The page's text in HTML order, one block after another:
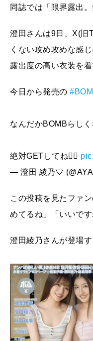
同誌では「限界露出
澄田さんは9日、X(旧
くない攻め攻めな感
露出度の高い衣装を
今日から発売の
なんだかBOMBらし
絶対GETしてね❤️‍🔥
— 澄田 綾乃💙
この投稿を見たファ
めてるね」「いいで
澄田綾乃さんが登場